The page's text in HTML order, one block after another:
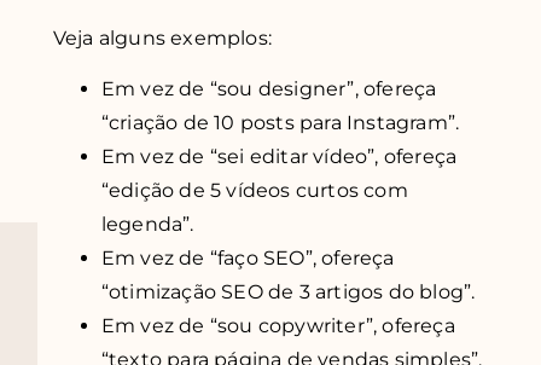
Veja alguns exemplos:
Em vez de “sou designer”, ofereça
“criação de 10 posts para Instagram”.
Em vez de “sei editar vídeo”, ofereça
“edição de 5 vídeos curtos com
legenda”.
Em vez de “faço SEO”, ofereça
“otimização SEO de 3 artigos do blog”.
Em vez de “sou copywriter”, ofereça
“texto para página de vendas simples”.